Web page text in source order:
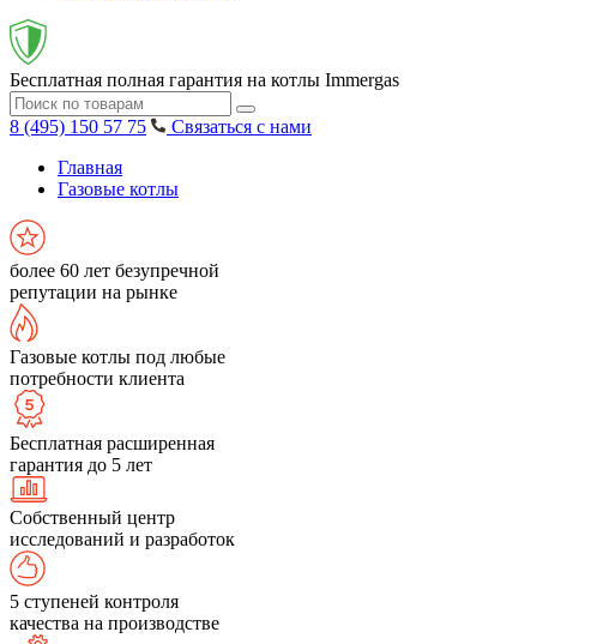
Бесплатная полная гарантия на котлы Immergas
8 (495) 150 57 75
Связаться с нами
Главная
Газовые котлы
более 60 лет безупречной
репутации на рынке
Газовые котлы под любые
потребности клиента
Бесплатная расширенная
гарантия до 5 лет
Собственный центр
исследований и разработок
5 ступеней контроля
качества на производстве